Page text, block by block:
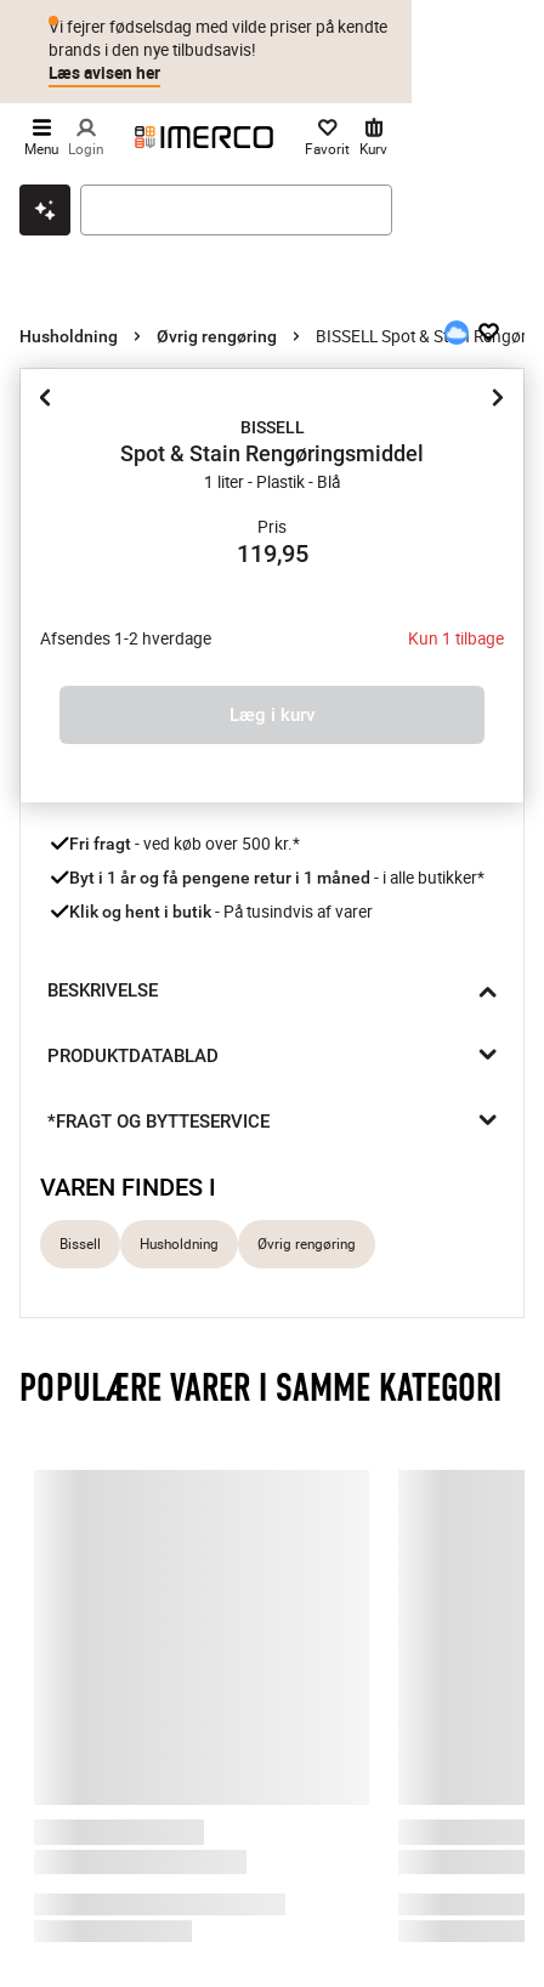
Klik & hent Byt i 1 år Prismatch
Vi fejrer fødselsdag med vilde priser på kendte
brands i den nye tilbudsavis!
Læs avisen her
Menu Login Favorit Kurv
Husholdning Øvrig rengøring BISSELL Spot & Stain
BISSELL
Spot & Stain Rengøringsmiddel
1 liter - Plastik - Blå
Pris
119,95
Afsendes 1-2 hverdage Kun 1 tilbage
Læg i kurv
Fri fragt - ved køb over 500 kr.*
Byt i 1 år og få pengene retur i 1 måned - i alle butikker*
Klik og hent i butik - På tusindvis af varer
BESKRIVELSE
være ude. Den fjerner nemlig hurtigt stænk, spild og pletter, og
der kan tåle vand.
Opblandes 1:1
PRODUKTDATABLAD
*FRAGT OG BYTTESERVICE
VAREN FINDES I
Bissell Husholdning Øvrig rengøring
POPULÆRE VARER I SAMME KATEGORI